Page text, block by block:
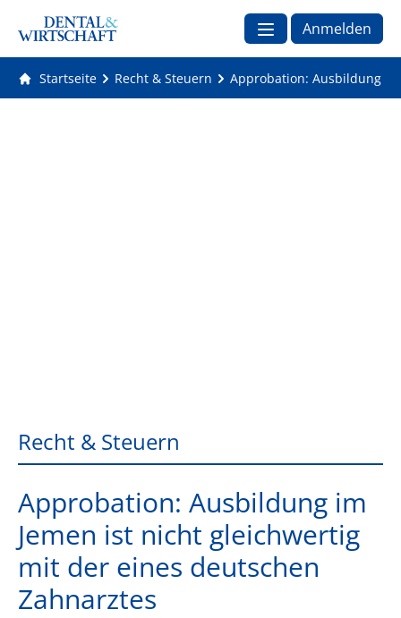
Anmelden
Startseite Recht & Steuern Approbation: Ausbildung
Recht & Steuern
Approbation: Ausbildung im
Jemen ist nicht gleichwertig
mit der eines deutschen
Zahnarztes